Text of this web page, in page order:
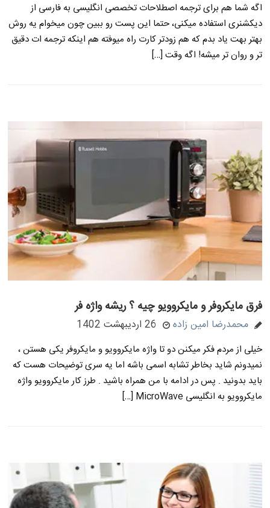
اگه شما هم برای ترجمه اصطلاحات تخصصی انگلیسی به فارسی از
دیکشنری استفاده میکنی، حتما این پست رو ببین چون میخوام یه روش
بهتر بهت یاد بدم که هم زودتر کارت راه میوفته هم اینکه ترجمه ات دقیق
تر و روان تر میشه! اگه وقت […]
فرق مایکروفر و مایکروویو چیه ؟ ریشه واژه فر
محمدرضا امین زاده 26 اردیبهشت 1402
خیلی از مردم فکر میکنن دو تا واژه مایکروویو و مایکروفر یکی هستن ،
نمیدونم شاید بخاطر تشابه اسمی باشه اما یه سری توضیحات هست که
باید بدونید . پس در ادامه با من همراه باشید . طرز کار مایکروویو واژه
مایکروویو به انگلیسی MicroWave […]